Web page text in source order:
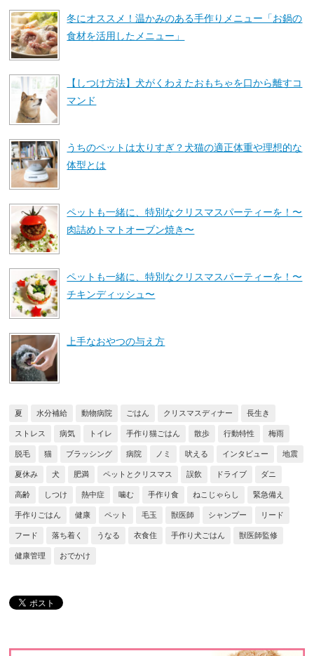
冬にオススメ！温かみのある手作りメニュー「お鍋の
食材を活用したメニュー」
【しつけ方法】犬がくわえたおもちゃを口から離すコ
マンド
うちのペットは太りすぎ？犬猫の適正体重や理想的な
体型とは
ペットも一緒に、特別なクリスマスパーティーを！〜
肉詰めトマトオーブン焼き〜
ペットも一緒に、特別なクリスマスパーティーを！〜
チキンディッシュ〜
上手なおやつの与え方
夏 水分補給 動物病院 ごはん クリスマスディナー 長生き
ストレス 病気 トイレ 手作り猫ごはん 散歩 行動特性 梅雨
脱毛 猫 ブラッシング 病院 ノミ 吠える インタビュー 地震
夏休み 犬 肥満 ペットとクリスマス 誤飲 ドライブ ダニ
高齢 しつけ 熱中症 噛む 手作り食 ねこじゃらし 緊急備え
手作りごはん 健康 ペット 毛玉 獣医師 シャンプー リード
フード 落ち着く うなる 衣食住 手作り犬ごはん 獣医師監修
健康管理 おでかけ